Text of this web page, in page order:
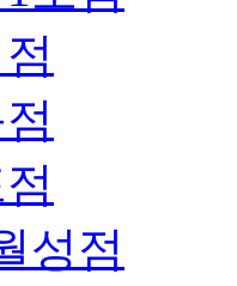
성점